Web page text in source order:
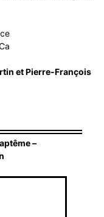
et Pierre-François
–